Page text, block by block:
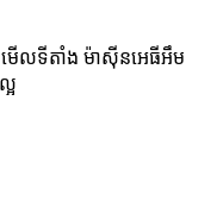
មើលទីតាំង ម៉ាស៊ីនអេធីអឹម
អ